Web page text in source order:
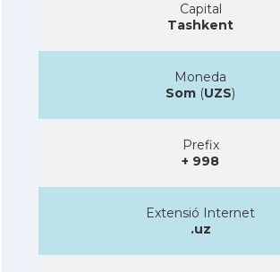
Capital
Tashkent
Moneda
Som (UZS)
Prefix
+ 998
Extensió Internet
.uz